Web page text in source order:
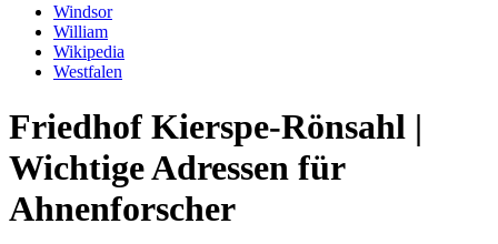
Windsor
William
Wikipedia
Westfalen
Friedhof Kierspe-Rönsahl |
Wichtige Adressen für
Ahnenforscher